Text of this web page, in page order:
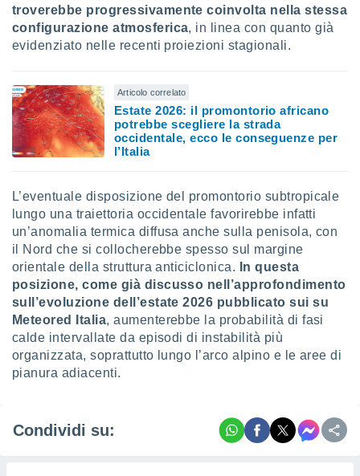
troverebbe progressivamente coinvolta nella stessa
configurazione atmosferica, in linea con quanto già
evidenziato nelle recenti proiezioni stagionali.
Articolo correlato
Estate 2026: il promontorio africano
potrebbe scegliere la strada
occidentale, ecco le conseguenze per
l’Italia
L’eventuale disposizione del promontorio subtropicale
lungo una traiettoria occidentale favorirebbe infatti
un’anomalia termica diffusa anche sulla penisola, con
il Nord che si collocherebbe spesso sul margine
orientale della struttura anticiclonica.
In questa
posizione, come già discusso nell’approfondimento
sull’evoluzione dell’estate 2026 pubblicato sui su
Meteored Italia, aumenterebbe la probabilità di fasi
calde intervallate da episodi di instabilità più
organizzata, soprattutto lungo l’arco alpino e le aree di
pianura adiacenti.
Condividi su: